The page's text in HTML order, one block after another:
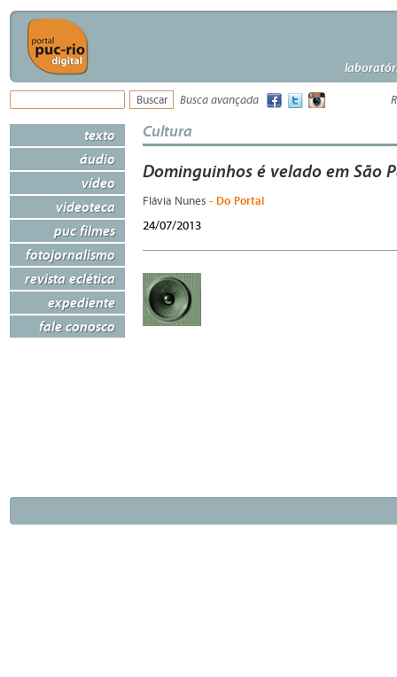
Busca avançada
texto
áudio
vídeo
videoteca
puc filmes
fotojornalismo
revista eclética
expediente
fale conosco
Cultura
Dominguinhos é velado em São
Flávia Nunes - Do Portal
24/07/2013